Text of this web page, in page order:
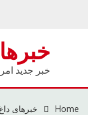
خبر جدید
Home خبرهای